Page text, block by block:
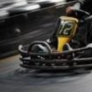
Leuke tips & trends
Interviews
Eten
Drinken